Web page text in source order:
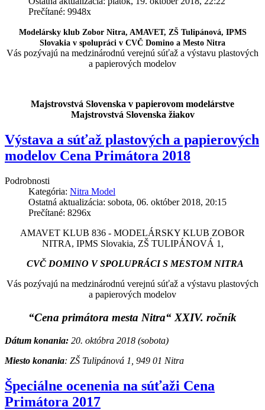
Prečítané: 9948x
Modelársky klub Zobor Nitra, AMAVET, ZŠ Tulipánová, IPMS
Slovakia v spolupráci v CVČ Domino a Mesto Nitra
Vás pozývajú na medzinárodnú verejnú súťaž a výstavu plastových
a papierových modelov
Majstrovstvá Slovenska v papierovom modelárstve
Majstrovstvá Slovenska žiakov
Výstava a súťaž plastových a papierových
modelov Cena Primátora 2018
Podrobnosti
Kategória: Nitra Model
Ostatná aktualizácia: sobota, 06. október 2018, 20:15
Prečítané: 8296x
AMAVET KLUB 836 - MODELÁRSKY KLUB ZOBOR
NITRA, IPMS Slovakia, ZŠ TULIPÁNOVÁ 1,
CVČ DOMINO V SPOLUPRÁCI S MESTOM NITRA
Vás pozývajú na medzinárodnú verejnú súťaž a výstavu plastových
a papierových modelov
“Cena primátora mesta Nitra“ XXIV. ročník
Dátum konania: 20. októbra 2018 (sobota)
Miesto konania: ZŠ Tulipánová 1, 949 01 Nitra
Špeciálne ocenenia na súťaži Cena
Primátora 2017